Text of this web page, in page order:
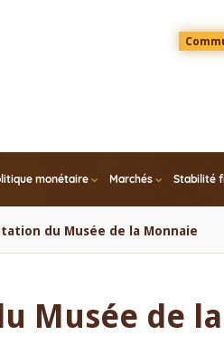
Menu
Top
monétaire Marchés Stabilité
du Musée de la Monnaie
Musée de